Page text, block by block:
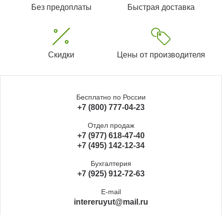
Без предоплаты Быстрая доставка
Скидки Цены от производителя
Бесплатно по России
+7 (800) 777-04-23
Отдел продаж
+7 (977) 618-47-40
+7 (495) 142-12-34
Бухгалтерия
+7 (925) 912-72-63
E-mail
intereruyut@mail.ru